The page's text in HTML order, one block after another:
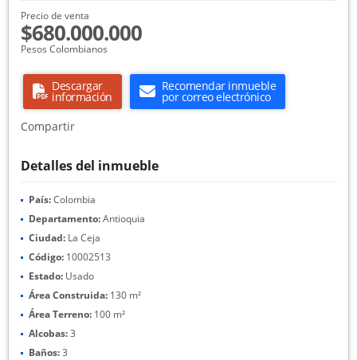
Precio de venta
$680.000.000
Pesos Colombianos
Descargar
información
Recomendar inmueble
por correo electrónico
Compartir
Detalles del inmueble
País:Colombia
Departamento:Antioquia
Ciudad: La Ceja
Código: 10002513
Estado: Usado
Área Construida: 130 m²
Área Terreno: 100 m²
Alcobas:3
Baños:3